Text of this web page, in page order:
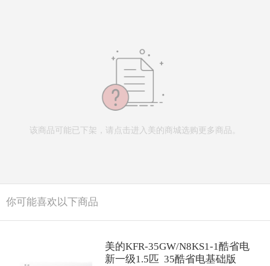
该商品可能已下架，请点击进入美的商城选购更多商品。
你可能喜欢以下商品
美的KFR-35GW/N8KS1-1酷省电
新一级1.5匹 35酷省电基础版